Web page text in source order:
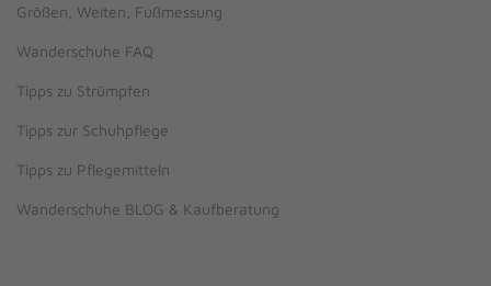
Größen, Weiten, Fußmessung
Wanderschuhe FAQ
Tipps zu Strümpfen
Tipps zur Schuhpflege
Tipps zu Pflegemitteln
Wanderschuhe BLOG & Kaufberatung